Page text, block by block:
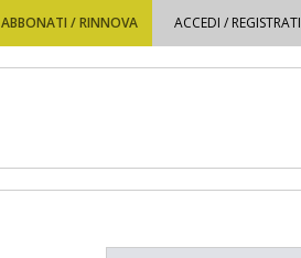
ABBONATI / RINNOVA ACCEDI / REGISTRATI